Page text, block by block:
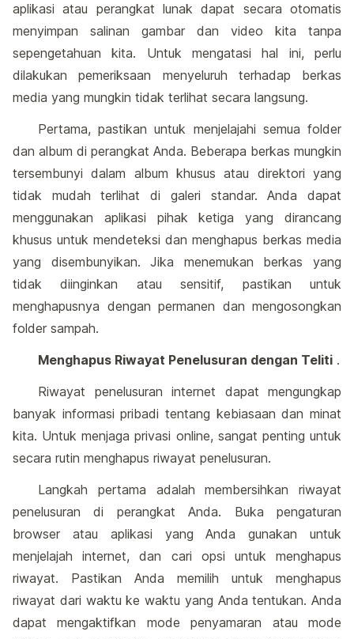
aplikasi atau perangkat lunak dapat secara otomatis
menyimpan salinan gambar dan video kita tanpa
sepengetahuan kita. Untuk mengatasi hal ini, perlu
dilakukan pemeriksaan menyeluruh terhadap berkas
media yang mungkin tidak terlihat secara langsung.
Pertama, pastikan untuk menjelajahi semua folder
dan album di perangkat Anda. Beberapa berkas mungkin
tersembunyi dalam album khusus atau direktori yang
tidak mudah terlihat di galeri standar. Anda dapat
menggunakan aplikasi pihak ketiga yang dirancang
khusus untuk mendeteksi dan menghapus berkas media
yang disembunyikan. Jika menemukan berkas yang
tidak diinginkan atau sensitif, pastikan untuk
menghapusnya dengan permanen dan mengosongkan
folder sampah.
Menghapus Riwayat Penelusuran dengan Teliti .
Riwayat penelusuran internet dapat mengungkap
banyak informasi pribadi tentang kebiasaan dan minat
kita. Untuk menjaga privasi online, sangat penting untuk
secara rutin menghapus riwayat penelusuran.
Langkah pertama adalah membersihkan riwayat
penelusuran di perangkat Anda. Buka pengaturan
browser atau aplikasi yang Anda gunakan untuk
menjelajah internet, dan cari opsi untuk menghapus
riwayat. Pastikan Anda memilih untuk menghapus
riwayat dari waktu ke waktu yang Anda tentukan. Anda
dapat mengaktifkan mode penyamaran atau mode